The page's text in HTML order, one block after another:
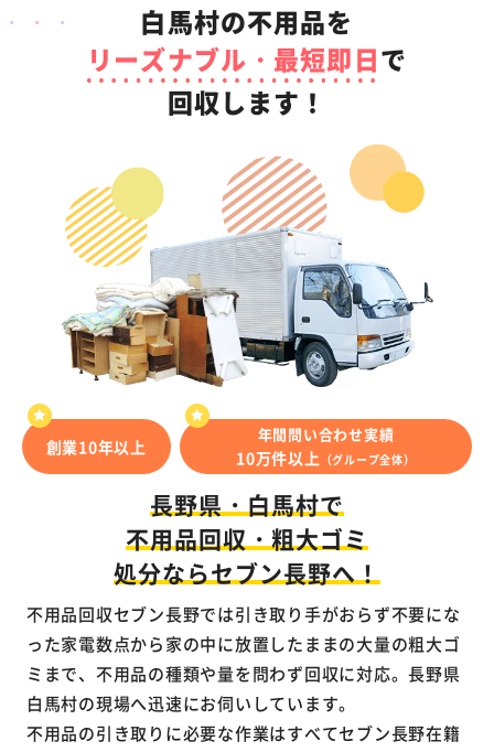
白馬村の不用品を
リーズナブル・最短即日で
回収します！
創業10年以上
年間問い合わせ実績
10万件以上 （グループ全体）
長野県・白馬村で
不用品回収・粗大ゴミ
処分ならセブン長野へ！
不用品回収セブン長野では引き取り手がおらず不要にな
った家電数点から家の中に放置したままの大量の粗大ゴ
ミまで、不用品の種類や量を問わず回収に対応。長野県
白馬村の現場へ迅速にお伺いしています。
不用品の引き取りに必要な作業はすべてセブン長野在籍